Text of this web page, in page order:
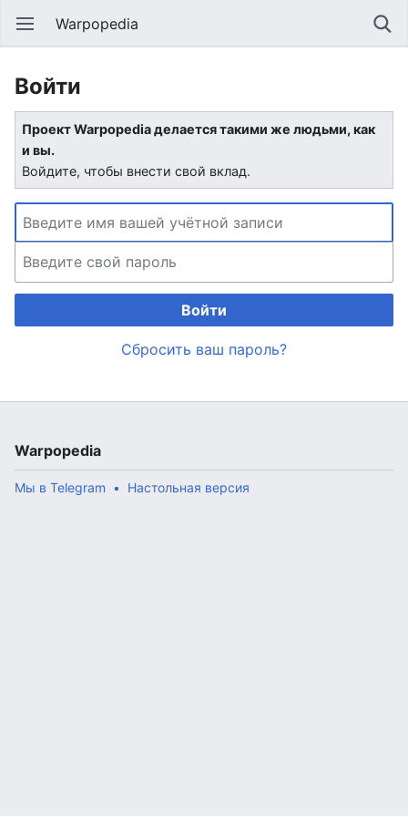
Warpopedia
Войти
Проект Warpopedia делается такими же людьми, как
и вы.
Войдите, чтобы внести свой вклад.
Войти
Сбросить ваш пароль?
Warpopedia
Мы в Telegram Настольная версия